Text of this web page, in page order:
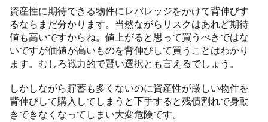
資産性に期待できる物件にレバレッジをかけて背伸びす
るならまだ分かります。当然ながらリスクはあれど期待
値も高いですからね。値上がると思って買うべきではな
いですが価値が高いものを背伸びして買うことはわかり
ます。むしろ戦力的で賢い選択とも言えるでしょう。
しかしながら貯蓄も多くないのに資産性が厳しい物件を
背伸びして購入してしまうと下手すると残債割れで身動
きできなくなってしまい大変危険です。